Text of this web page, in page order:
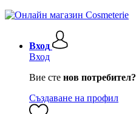
Вход
Вход
Вие сте нов потребител?
Създаване на профил